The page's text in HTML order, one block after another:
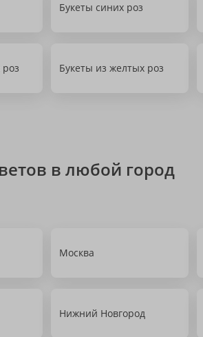
Букеты синих роз
Букеты из желтых роз
в любой город
Москва
Нижний Новгород